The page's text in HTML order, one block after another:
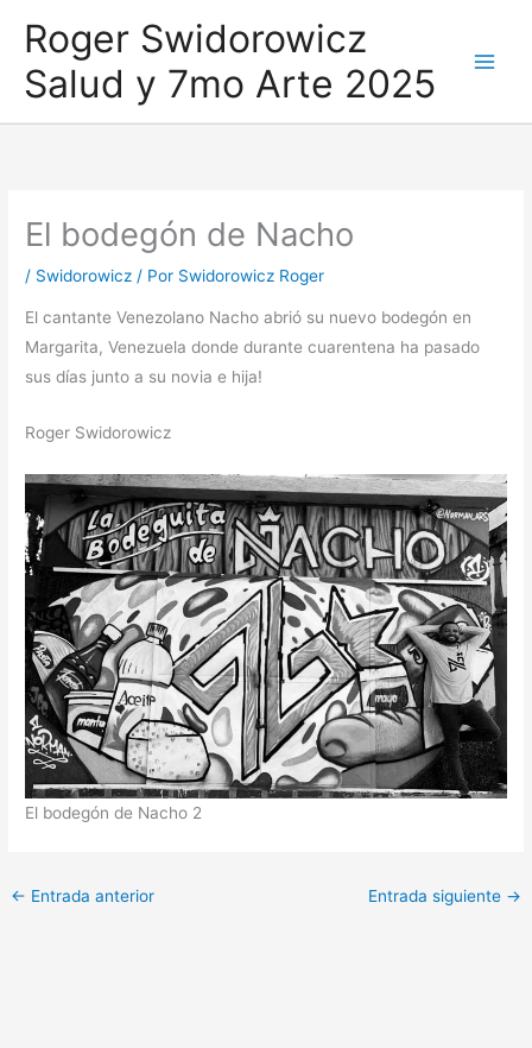
contenido
Roger Swidorowicz
Salud y 7mo Arte 2025
El bodegón de Nacho
/ Swidorowicz / Por Swidorowicz Roger
El cantante Venezolano Nacho abrió su nuevo bodegón en
Margarita, Venezuela donde durante cuarentena ha pasado
sus días junto a su novia e hija!
Roger Swidorowicz
El bodegón de Nacho 2
← Entrada anterior Entrada siguiente →